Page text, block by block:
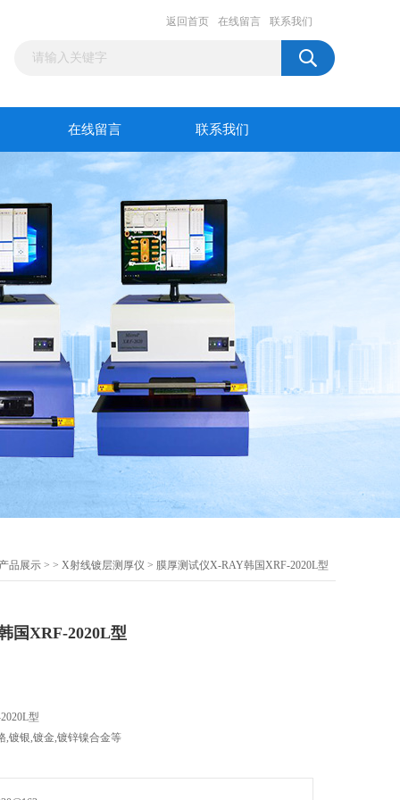
返回首页 在线留言 联系我们
在线留言 联系我们
产品展示 > > X射线镀层测厚仪 > 膜厚测试仪X-RAY韩国XRF-2020L型
国XRF-2020L型
型
,镀银,镀金,镀锌镍合金等